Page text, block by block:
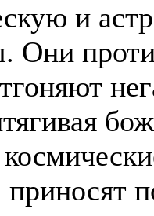
и
Они
приносят